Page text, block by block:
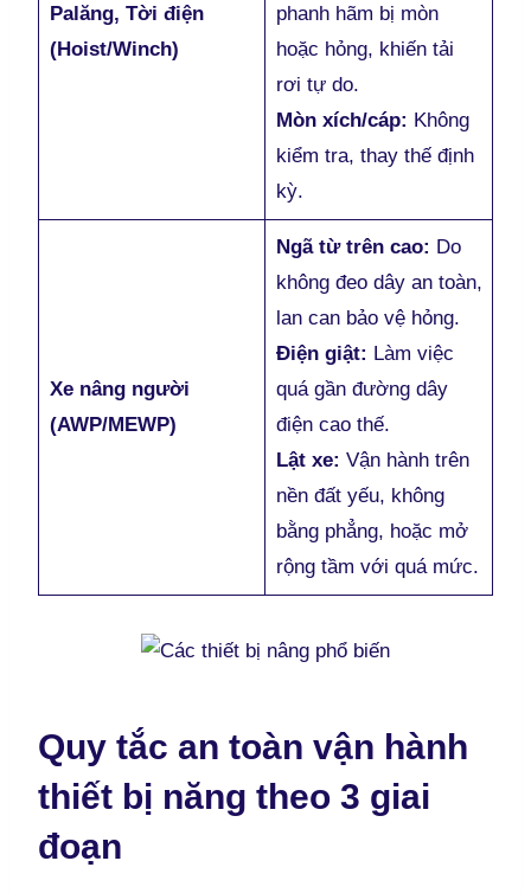
Palăng, Tời điện
(Hoist/Winch)
phanh hãm bị mòn
hoặc hỏng, khiến tải
rơi tự do.
Mòn xích/cáp: Không
kiểm tra, thay thế định
kỳ.
Xe nâng người
(AWP/MEWP)
Ngã từ trên cao: Do
không đeo dây an toàn,
lan can bảo vệ hỏng.
Điện giật: Làm việc
quá gần đường dây
điện cao thế.
Lật xe: Vận hành trên
nền đất yếu, không
bằng phẳng, hoặc mở
rộng tầm với quá mức.
Quy tắc an toàn vận hành
thiết bị năng theo 3 giai
đoạn